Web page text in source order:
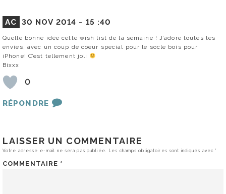
AC 30 NOV 2014 - 15 :40
Quelle bonne idée cette wish list de la semaine ! J’adore toutes tes
envies, avec un coup de coeur special pour le socle bois pour
iPhone! C’est tellement joli
Bixxx
0
RÉPONDRE
LAISSER UN COMMENTAIRE
Votre adresse e-mail ne sera pas publiée. Les champs obligatoires sont indiqués avec*
COMMENTAIRE *